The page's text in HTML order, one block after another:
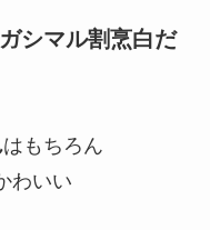
シマル割烹白だ
はもちろん
わいい